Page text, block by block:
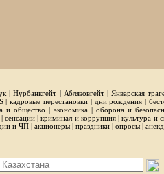
|Нурбанкгейт | Аблязовгейт| Январская
|кадровые перестановки| дни рождения |
и общество | экономика | оборона и
| сенсации|криминал и коррупция|культура и
и ЧП | акционеры | праздники | опросы |